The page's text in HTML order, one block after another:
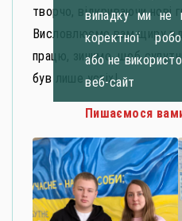
творчо, відкриваючи нові
Висловлюємо вам щиру
працю, зичимо, щоб
був лише успіх!
Пишаємося
випадку ми не
коректної
або не
веб-сайт